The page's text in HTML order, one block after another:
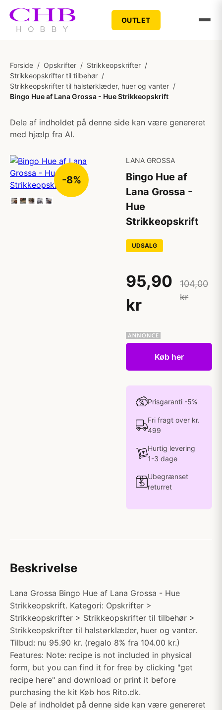
OUTLET
Forside / Opskrifter / Strikkeopskrifter /
Strikkeopskrifter til tilbehør /
Strikkeopskrifter til halstørklæder, huer og vanter /
Bingo Hue af Lana Grossa - Hue Strikkeopskrift
Dele af indholdet på denne side kan være genereret
med hjælp fra AI.
-8%
LANA GROSSA
Bingo Hue af
Lana Grossa -
Hue
Strikkeopskrift
UDSALG
95,90
kr
104,00
kr
Køb her
Prisgaranti -5%
Fri fragt over kr.
499
Hurtig levering
1-3 dage
Ubegrænset
returret
Beskrivelse
Lana Grossa Bingo Hue af Lana Grossa - Hue
Strikkeopskrift. Kategori: Opskrifter >
Strikkeopskrifter > Strikkeopskrifter til tilbehør >
Strikkeopskrifter til halstørklæder, huer og vanter.
Tilbud: nu 95.90 kr. (regalo 8% fra 104.00 kr.)
Features: Note: recipe is not included in physical
form, but you can find it for free by clicking "get
recipe here" and download or print it before
purchasing the kit Køb hos Rito.dk.
Dele af indholdet på denne side kan være genereret